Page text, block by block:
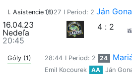
I. Asistencie (1)16:27 I Period: 2 Ján Gona
16.04.23
Nedeľa
20:45
4 : 2
Góly (1) 28:44 I Period: 2 24
Emil Kocourek
AA Ján